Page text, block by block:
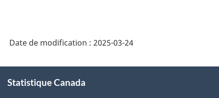
Date de modification : 2025-03-24
propos
Statistique Canada